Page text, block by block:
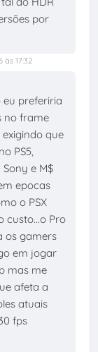
por
às 17:32
eu preferiria
no frame
que
PS5,
e M$
epocas
o PSX
custo...o Pro
os gamers
em jogar
mas me
afeta a
atuais
fps